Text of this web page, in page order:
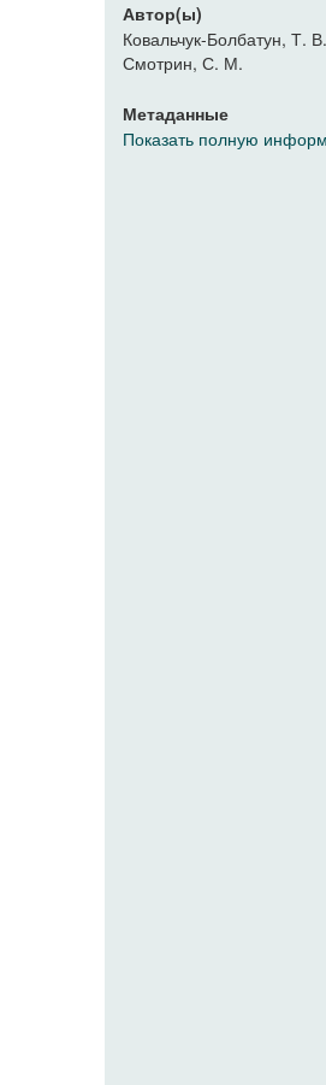
Автор(ы)
Ковальчук-Болбатун, Т. В.
Смотрин, С. М.
Метаданные
Показать полную